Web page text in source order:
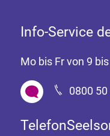
Info-Service
Mo bis Fr von 9
0800